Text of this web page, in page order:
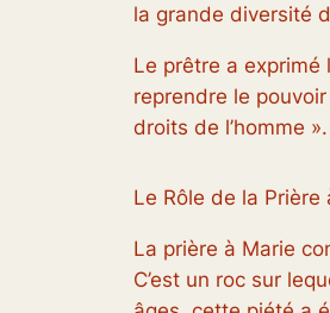
la grande diversité
Le prêtre a exprimé
reprendre le
droits de l’homme
Le Rôle de la Prière
La prière à Marie
C’est un roc sur